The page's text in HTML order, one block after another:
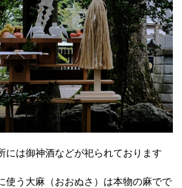
には御神酒などが祀られております
使う大麻（おおぬさ）は本物の麻でで